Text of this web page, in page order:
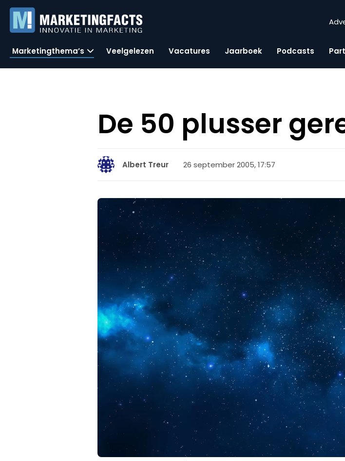
Marketingthema’s Veelgelezen Vacatures Jaarboek Podcasts
De 50 plusser
Albert Treur 26 september 2005, 17:57